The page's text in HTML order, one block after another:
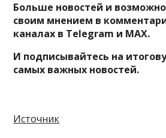
Больше новостей и
своим мнением в
каналах в Telegram и MAX.
И подписывайтесь на
самых важных новостей.
Источник